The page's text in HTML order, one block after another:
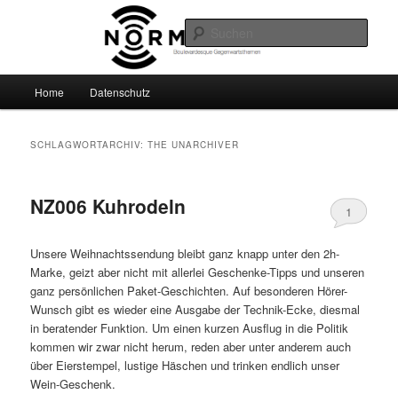
Normalzeit
Boulevardesque Gegenwartsthemen
Home Datenschutz
SCHLAGWORTARCHIV:THE UNARCHIVER
NZ006 Kuhrodeln 1
Unsere Weihnachtssendung bleibt ganz knapp unter den 2h-
Marke, geizt aber nicht mit allerlei Geschenke-Tipps und unseren
ganz persönlichen Paket-Geschichten. Auf besonderen Hörer-
Wunsch gibt es wieder eine Ausgabe der Technik-Ecke, diesmal
in beratender Funktion. Um einen kurzen Ausflug in die Politik
kommen wir zwar nicht herum, reden aber unter anderem auch
über Eierstempel, lustige Häschen und trinken endlich unser
Wein-Geschenk.